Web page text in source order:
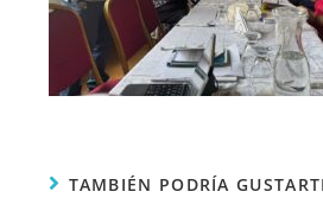
TAMBIÉN PODRÍA